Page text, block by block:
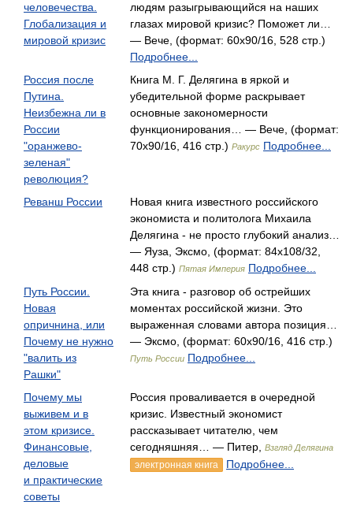
человечества.
Глобализация и
мировой кризис
людям разыгрывающийся на наших
глазах мировой кризис? Поможет ли…
— Вече, (формат: 60x90/16, 528 стр.)
Подробнее...
Россия после
Путина.
Неизбежна ли в
России
"оранжево-
зеленая"
революция?
Книга М. Г. Делягина в яркой и
убедительной форме раскрывает
основные закономерности
функционирования… — Вече, (формат:
70x90/16, 416 стр.) Ракурс Подробнее...
Реванш России
Новая книга известного российского
экономиста и политолога Михаила
Делягина - не просто глубокий анализ…
— Яуза, Эксмо, (формат: 84x108/32,
448 стр.) Пятая Империя Подробнее...
Путь России.
Новая
опричнина, или
Почему не нужно
"валить из
Рашки"
Эта книга - разговор об острейших
моментах российской жизни. Это
выраженная словами автора позиция…
— Эксмо, (формат: 60x90/16, 416 стр.)
Путь России Подробнее...
Почему мы
выживем и в
этом кризисе.
Финансовые,
деловые
и практические
советы
Россия проваливается в очередной
кризис. Известный экономист
рассказывает читателю, чем
сегодняшняя… — Питер,
Взгляд Делягина
электронная книга Подробнее...